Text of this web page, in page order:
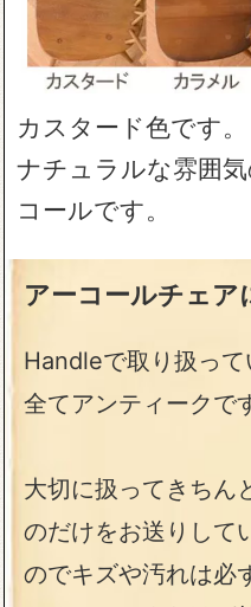
カスタード色です。
ナチュラルな雰囲
コールです。
アーコールチェア
Handleで取り扱っ
全てアンティークで
大切に扱ってきちん
のだけをお送りして
のでキズや汚れは必